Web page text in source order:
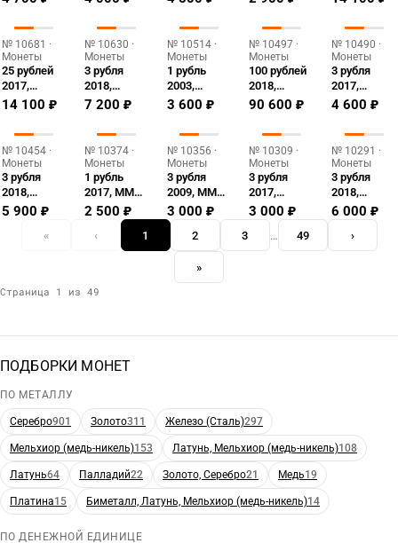
институт
Proof
Proof
склаваж
цветная
Proof
№ 10681 ·
Монеты
25 рублей
2017,
СПМД,
Proof
14 100 ₽
№ 10630 ·
Монеты
3 рубля
2018,
СПМД,
университет
Proof
7 200 ₽
№ 10514 ·
Монеты
1 рубль
2003,
СПМД,
Proof
3 600 ₽
№ 10497 ·
Монеты
100 рублей
2018,
СПМД,
Патриаршества
Proof
90 600 ₽
№ 10490 ·
Монеты
3 рубля
2017,
СПМД,
Proof
4 600 ₽
№ 10454 ·
Монеты
3 рубля
2018,
СПМД,
5 900 ₽
№ 10374 ·
Монеты
1 рубль
2017, ММД,
эмблема
2 500 ₽
№ 10356 ·
Монеты
3 рубля
2009, ММД,
кремль
Proof
3 000 ₽
№ 10309 ·
Монеты
3 рубля
2017,
СПМД,
Царевна-
лягушка
Proof
3 000 ₽
№ 10291 ·
Монеты
3 рубля
2018,
СПМД,
Магия
театра
Proof
6 000 ₽
« ‹ 1 2 3 … 49 ›
»
Страница 1 из 49
ПОДБОРКИ МОНЕТ
ПО МЕТАЛЛУ
Серебро901 Золото311 Железо (Сталь)297
Мельхиор (медь-никель)153 Латунь, Мельхиор (медь-никель)108
Латунь64 Палладий22 Золото, Серебро21 Медь19
Платина15 Биметалл, Латунь, Мельхиор (медь-никель)14
ПО ДЕНЕЖНОЙ ЕДИНИЦЕ